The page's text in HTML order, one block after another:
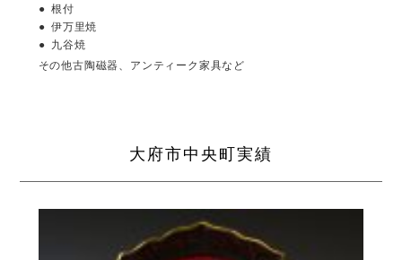
根付
伊万里焼
九谷焼
その他古陶磁器、アンティーク家具など
大府市中央町実績